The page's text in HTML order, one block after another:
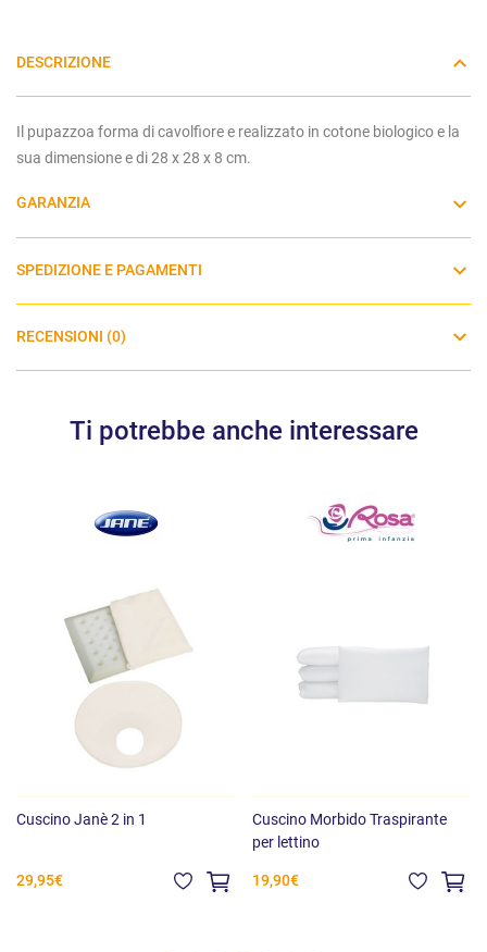
DESCRIZIONE
Il pupazzoa forma di cavolfiore e realizzato in cotone biologico e la
sua dimensione e di 28 x 28 x 8 cm.
GARANZIA
SPEDIZIONE E PAGAMENTI
RECENSIONI (0)
Ti potrebbe anche interessare
Cuscino Janè 2 in 1
29,95€
Cuscino Morbido Traspirante
per lettino
19,90€